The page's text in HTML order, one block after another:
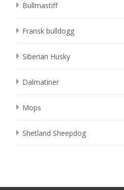
Bullmastiff
Fransk bulldogg
Siberian Husky
Dalmatiner
Mops
Shetland Sheepdog